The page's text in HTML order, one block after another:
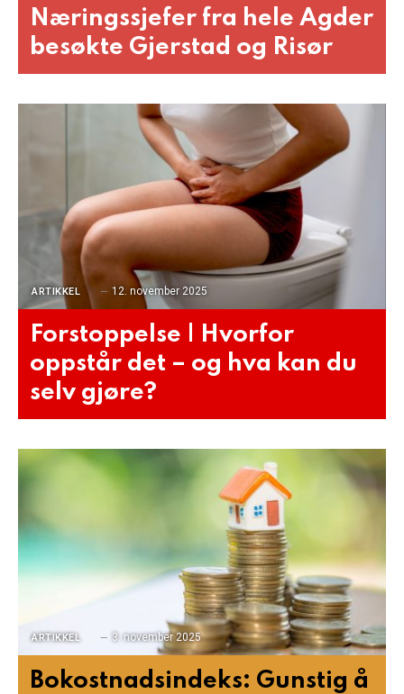
Næringssjefer fra hele Agder
besøkte Gjerstad og Risør
ARTIKKEL 12. november 2025
Forstoppelse | Hvorfor
oppstår det – og hva kan du
selv gjøre?
ARTIKKEL 3. november 2025
Bokostnadsindeks: Gunstig å